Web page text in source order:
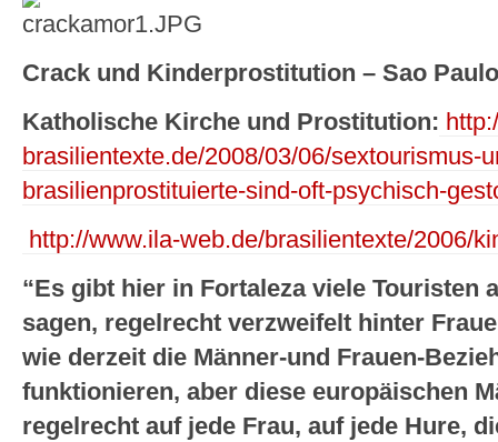
Crack und Kinderprostitution – Sao
Katholische Kirche und Prostitution:
brasilientexte.de/2008/03/06/sextourismus-
brasilienprostituierte-sind-oft-psychisch-
http://www.ila-web.de/brasilientexte/2006/
“Es gibt hier in Fortaleza viele Touristen
sagen, regelrecht verzweifelt hinter
wie derzeit die Männer-und Frauen-
funktionieren, aber diese europäischen
regelrecht auf jede Frau, auf jede Hure,